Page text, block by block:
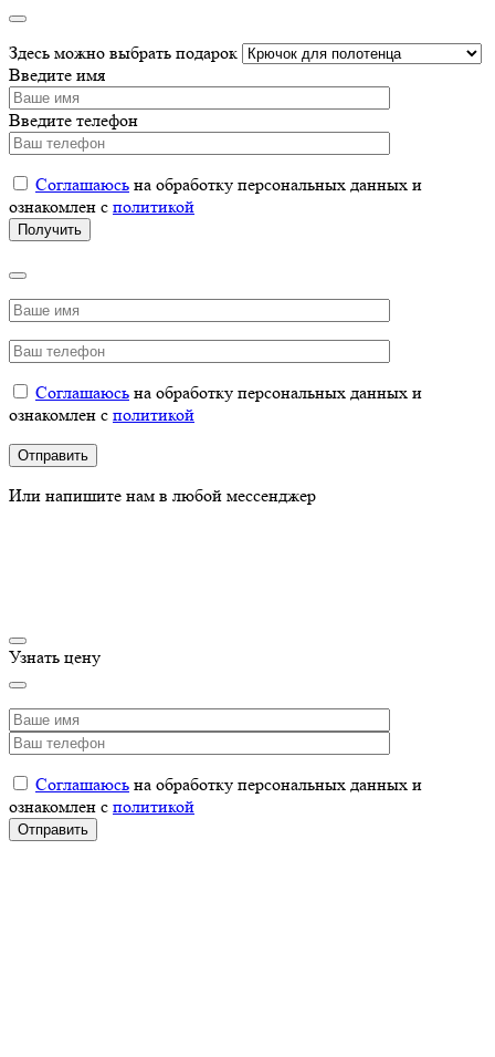
Здесь можно выбрать подарок
Введите имя
Введите телефон
Соглашаюсь на обработку персональных данных и
ознакомлен с политикой
Соглашаюсь на обработку персональных данных и
ознакомлен с политикой
Или напишите нам в любой мессенджер
Узнать цену
Соглашаюсь на обработку персональных данных и
ознакомлен с политикой